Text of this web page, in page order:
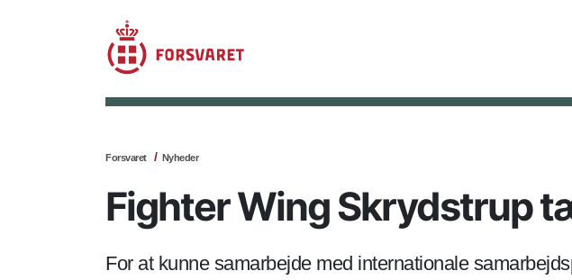
Forsvaret Nyheder
Fighter Wing Skrydstrup
For at kunne samarbejde med internationale